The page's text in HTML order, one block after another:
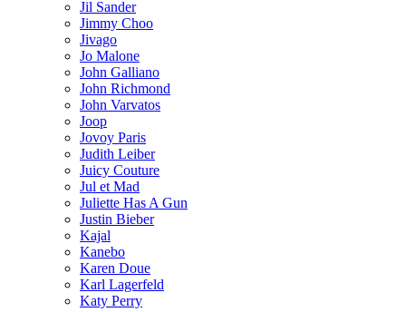
Jil Sander
Jimmy Choo
Jivago
Jo Malone
John Galliano
John Richmond
John Varvatos
Joop
Jovoy Paris
Judith Leiber
Juicy Couture
Jul et Mad
Juliette Has A Gun
Justin Bieber
Kajal
Kanebo
Karen Doue
Karl Lagerfeld
Katy Perry